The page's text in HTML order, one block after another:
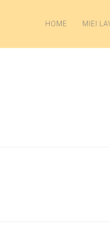
HOME MIEI